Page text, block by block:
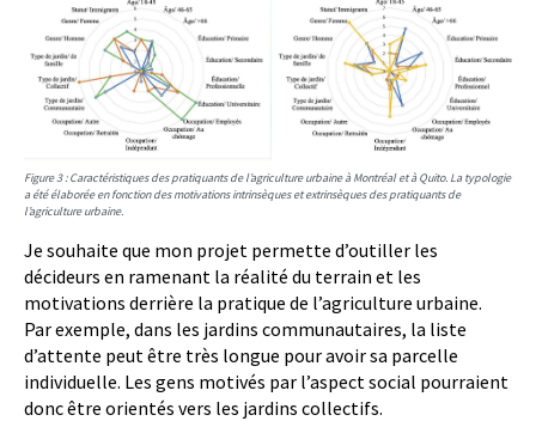
Figure 3 : Caractéristiques des pratiquants de l’agriculture urbaine à Montréal et à Quito. La typologie
a été élaborée en fonction des motivations intrinsèques et extrinsèques des pratiquants de
l’agriculture urbaine.
Je souhaite que mon projet permette d’outiller les
décideurs en ramenant la réalité du terrain et les
motivations derrière la pratique de l’agriculture urbaine.
Par exemple, dans les jardins communautaires, la liste
d’attente peut être très longue pour avoir sa parcelle
individuelle. Les gens motivés par l’aspect social pourraient
donc être orientés vers les jardins collectifs.